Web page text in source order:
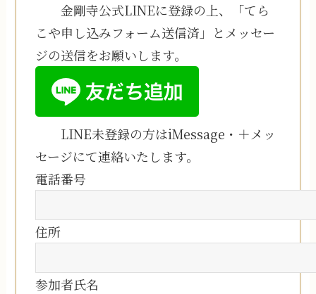
金剛寺公式LINEに登録の上、「てら
こや申し込みフォーム送信済」とメッセー
ジの送信をお願いします。
LINE未登録の方はiMessage・＋メッ
セージにて連絡いたします。
電話番号
住所
参加者氏名